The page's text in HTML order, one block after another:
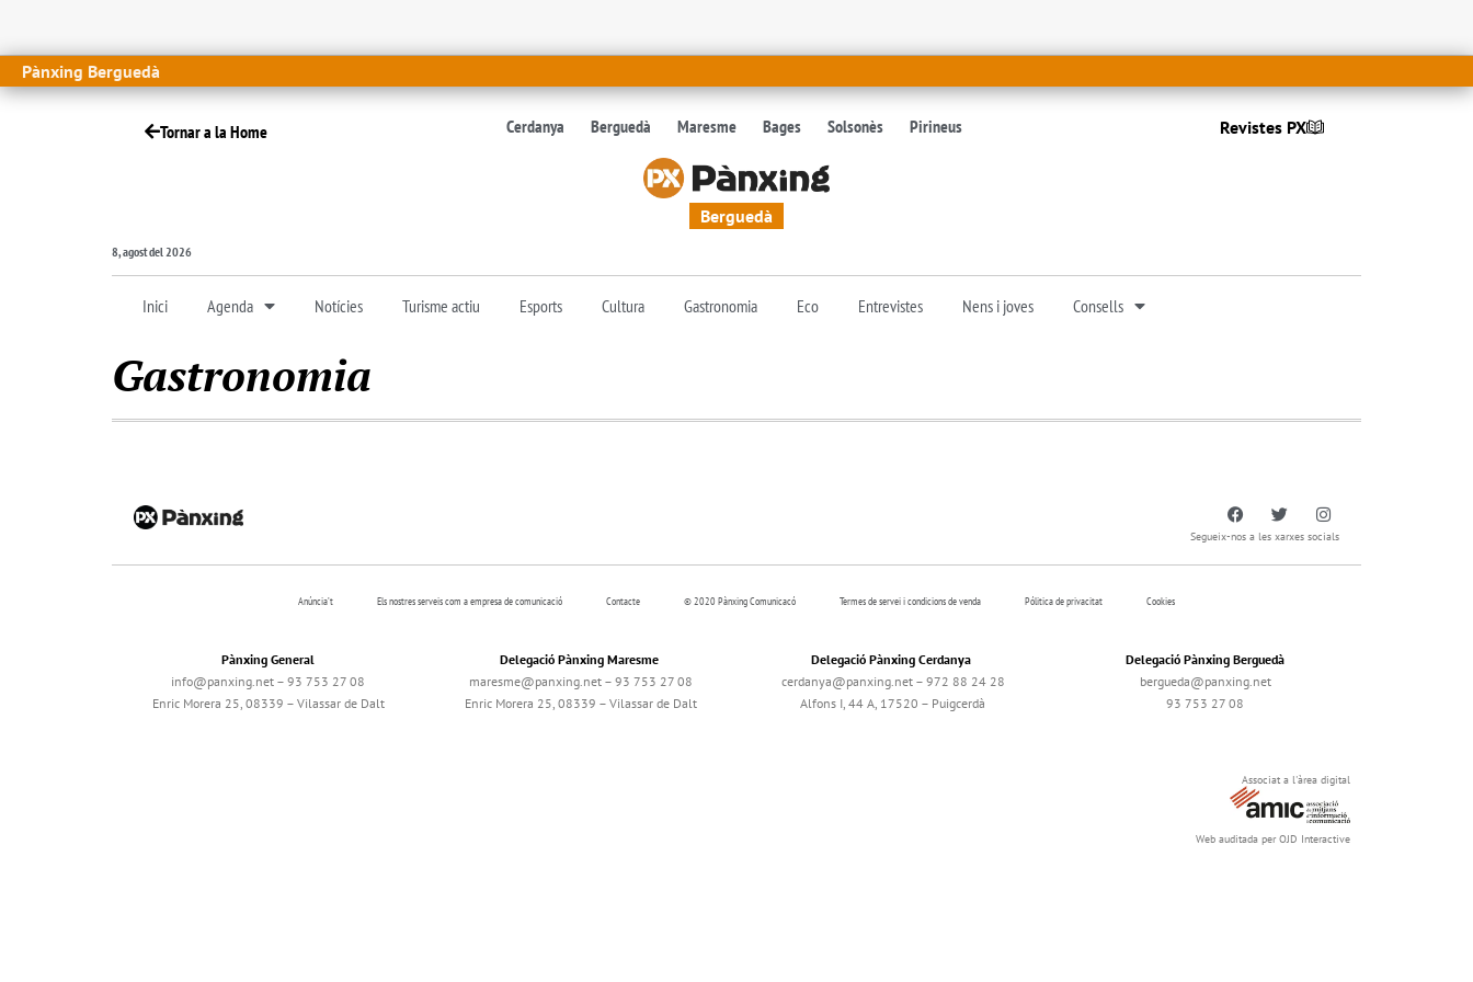
Pànxing Berguedà
Tornar a la Home Cerdanya Berguedà Maresme Bages Solsonès Pirineus Revistes PX
Berguedà
8, agost del 2026
Inici Agenda Notícies Turisme actiu Esports Cultura Gastronomia Eco Entrevistes Nens i joves Consells
Gastronomia
Segueix-nos a les xarxes socials
Anúncia’t Els nostres serveis com a empresa de comunicació Contacte © 2020 Pànxing Comunicacó Termes de servei i condicions de venda Pólitica de privacitat Cookies
Pànxing General
info@panxing.net – 93 753 27 08
Enric Morera 25, 08339 – Vilassar de Dalt
Delegació Pànxing Maresme
maresme@panxing.net – 93 753 27 08
Enric Morera 25, 08339 – Vilassar de Dalt
Delegació Pànxing Cerdanya
cerdanya@panxing.net – 972 88 24 28
Alfons I, 44 A, 17520 – Puigcerdà
Delegació Pànxing Berguedà
bergueda@panxing.net
93 753 27 08
Associat a l'àrea digital
Web auditada per OJD Interactive